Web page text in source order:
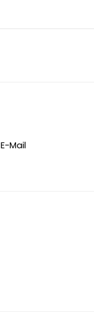
E-Mail